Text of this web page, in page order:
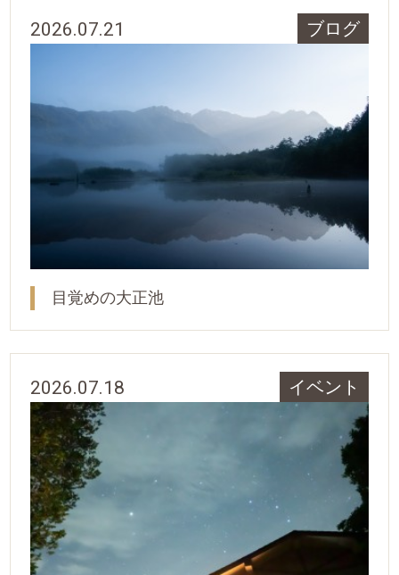
2026.07.21 ブログ
目覚めの大正池
2026.07.18 イベント